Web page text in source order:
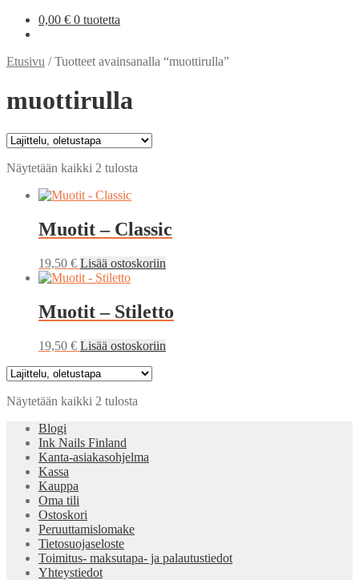
0,00 € 0 tuotetta
Etusivu /Tuotteet avainsanalla “muottirulla”
muottirulla
Näytetään kaikki 2 tulosta
Muotit – Classic
19,50 € Lisää ostoskoriin
Muotit – Stiletto
19,50 € Lisää ostoskoriin
Näytetään kaikki 2 tulosta
Blogi
Ink Nails Finland
Kanta-asiakasohjelma
Kassa
Kauppa
Oma tili
Ostoskori
Peruuttamislomake
Tietosuojaseloste
Toimitus- maksutapa- ja palautustiedot
Yhteystiedot